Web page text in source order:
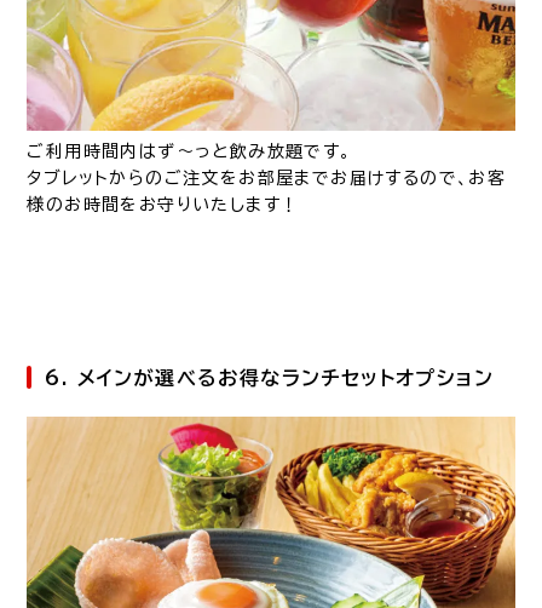
ご利用時間内はず～っと飲み放題です。
タブレットからのご注文をお部屋までお届けするので、お客
様のお時間をお守りいたします！
6. メインが選べるお得なランチセットオプション